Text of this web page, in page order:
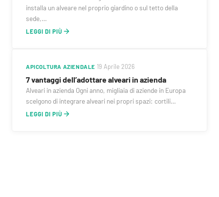
installa un alveare nel proprio giardino o sul tetto della
sede,…
LEGGI DI PIÙ
APICOLTURA AZIENDALE 19 Aprile 2026
7 vantaggi dell’adottare alveari in azienda
Alveari in azienda Ogni anno, migliaia di aziende in Europa
scelgono di integrare alveari nei propri spazi: cortili…
LEGGI DI PIÙ